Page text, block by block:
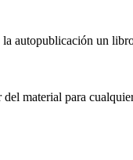
autopublicación un
material para